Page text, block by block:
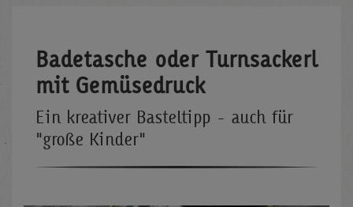
Badetasche oder Turnsackerl
mit Gemüsedruck
Ein kreativer Basteltipp - auch für
"große Kinder"